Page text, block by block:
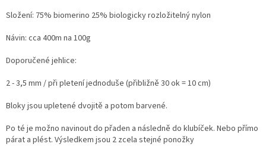
Složení: 75% biomerino 25% biologicky rozložitelný nylon
Návin: cca 400m na 100g
Doporučené jehlice:
2 - 3,5 mm / při pletení jednoduše (přibližně 30 ok = 10 cm)
Bloky jsou upletené dvojitě a potom barvené.
Po té je možno navinout do přaden a následně do klubíček. Nebo přímo
párat a plést. Výsledkem jsou 2 zcela stejné ponožky